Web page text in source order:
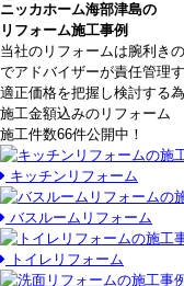
ニッカホーム海部津島の
リフォーム施工事例
当社のリフォームは腕利き
でアドバイザーが責任管理
適正価格を把握し検討する
施工金額込みのリフォーム
施工件数66件公開中！
キッチンリフォーム
バスルームリフォーム
トイレリフォーム